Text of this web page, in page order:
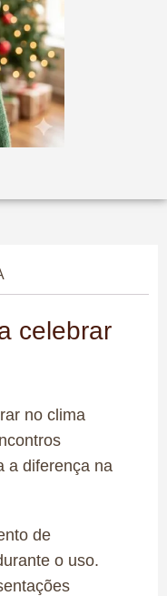
celebrar
no clima
a diferença na
de
o uso.